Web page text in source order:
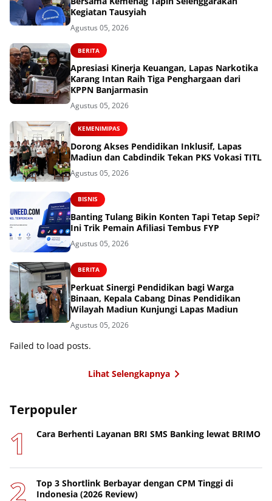
Kegiatan Tausyiah
Agustus 05, 2026
BERITA
Apresiasi Kinerja Keuangan, Lapas Narkotika
Karang Intan Raih Tiga Penghargaan dari
KPPN Banjarmasin
Agustus 05, 2026
KEMENIMIPAS
Dorong Akses Pendidikan Inklusif, Lapas
Madiun dan Cabdindik Tekan PKS Vokasi TITL
Agustus 05, 2026
BISNIS
Banting Tulang Bikin Konten Tapi Tetap Sepi?
Ini Trik Pemain Afiliasi Tembus FYP
Agustus 05, 2026
BERITA
Perkuat Sinergi Pendidikan bagi Warga
Binaan, Kepala Cabang Dinas Pendidikan
Wilayah Madiun Kunjungi Lapas Madiun
Agustus 05, 2026
Failed to load posts.
Lihat Selengkapnya
Terpopuler
Cara Berhenti Layanan BRI SMS Banking lewat BRIMO
Top 3 Shortlink Berbayar dengan CPM Tinggi di
Indonesia (2026 Review)